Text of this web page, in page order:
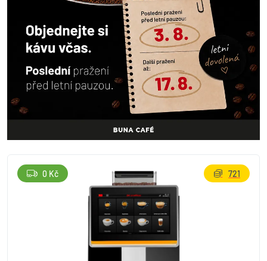
0 Kč 721